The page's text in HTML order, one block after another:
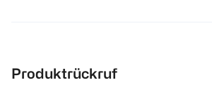
Produktrückruf